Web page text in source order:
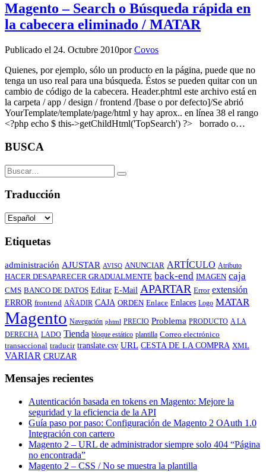
Magento – Search o Búsqueda rápida en
la cabecera eliminado / MATAR
Publicado el 24. Octubre 2010porCovos
Quienes, por ejemplo, sólo un producto en la página, puede que no
tenga un uso real para una búsqueda. Éstos se pueden quitar con un
cambio de código de la cabecera. Header.phtml este archivo está en
la carpeta / app / design / frontend /[base o por defecto]/Se abrió
YourTemplate/template/page/html y hay aprox.. en línea 38 el rango
<?php echo $ this->getChildHtml('TopSearch') ?> borrado o…
BUSCA
Traducción
Etiquetas
administración AJUSTAR AVISO ANUNCIAR ARTÍCULO Atributo
HACER DESAPARECER GRADUALMENTE back-end IMAGEN caja
CMS BANCO DE DATOS Editar E-Mail APARTAR Error extensión
ERROR frontend AÑADIR CAJA ORDEN Enlace Enlaces Logo MATAR
Magento Navegación phtml PRECIO Problema PRODUCTO A LA
DERECHA LADO Tienda bloque estático plantilla Correo electrónico
transaccional traducir translate.csv URL CESTA DE LA COMPRA XML
VARIAR CRUZAR
Mensajes recientes
Autenticación basada en tokens en Magento: Mejore la
seguridad y la eficiencia de la API
Guía paso por paso: Configuración de Magento 2 OAuth 1.0
Integración con cartero
Magento 2 – URL de administrador siempre solo 404 “Página
no encontrada”
Magento 2 – CSS / No se muestra la plantilla